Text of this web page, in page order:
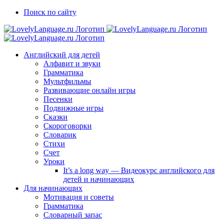
Skip
content
TelegramПоиск по сайту
Английский для детей
Алфавит и звуки
Грамматика
Мультфильмы
Развивающие онлайн игры
Песенки
Подвижные игры
Сказки
Скороговорки
Словарик
Стихи
Счет
Уроки
It’s a long way — Видеокурс английского для
детей и начинающих
Для начинающих
Мотивация и советы
Грамматика
Словарный запас